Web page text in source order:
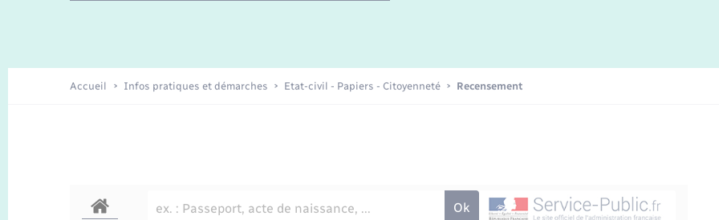
Enfants – Jeunes
Accueil Infos pratiques et démarches Etat-civil - Papiers - Citoyenneté Recensement